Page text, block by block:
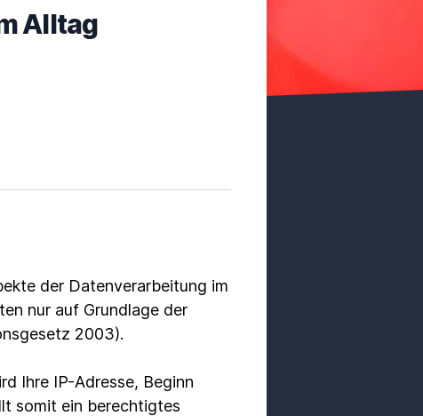
Alltag
der Datenverarbeitung im
nur auf Grundlage der
2003).
Ihre IP-Adresse, Beginn
somit ein berechtigtes